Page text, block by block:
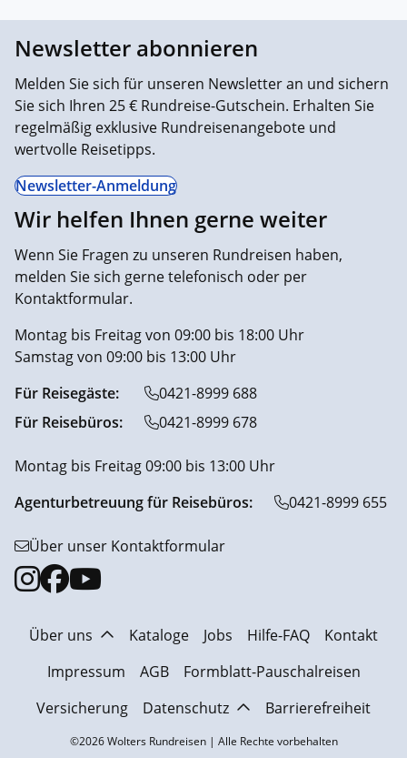
Newsletter abonnieren
Melden Sie sich für unseren Newsletter an und sichern
Sie sich Ihren 25 € Rundreise-Gutschein. Erhalten Sie
regelmäßig exklusive Rundreisenangebote und
wertvolle Reisetipps.
Newsletter-Anmeldung
Wir helfen Ihnen gerne weiter
Wenn Sie Fragen zu unseren Rundreisen haben,
melden Sie sich gerne telefonisch oder per
Kontaktformular.
Montag bis Freitag von 09:00 bis 18:00 Uhr
Samstag von 09:00 bis 13:00 Uhr
Für Reisegäste:
0421-8999 688
Für Reisebüros:
0421-8999 678
Montag bis Freitag 09:00 bis 13:00 Uhr
Agenturbetreuung für Reisebüros:
0421-8999 655
Über unser Kontaktformular
Über uns Kataloge Jobs Hilfe-FAQ
Kontakt
Impressum
AGB
Formblatt-Pauschalreisen
Versicherung
Datenschutz Barrierefreiheit
©2026 Wolters Rundreisen | Alle Rechte vorbehalten